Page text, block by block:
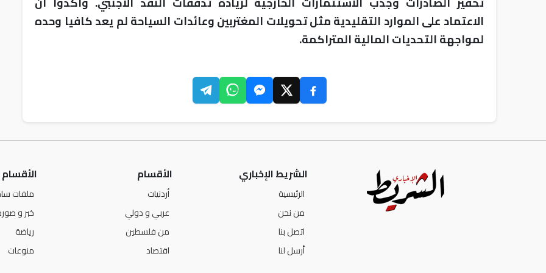
الاعتماد على الموارد التقليدية مثل تحويلات المغتربين وعائدات السياحة لم يعد كافيا وحده
لمواجهة التحديات المالية المتراكمة.
الشريط الإخباري
الرئيسية
من نحن
اتصل بنا
أرسل لنا
الأقسام
أردنيات
عربي و دولي
من فلسطين
اقتصاد
الأقسام
ملفات
خبر و
رياضة
منوعات